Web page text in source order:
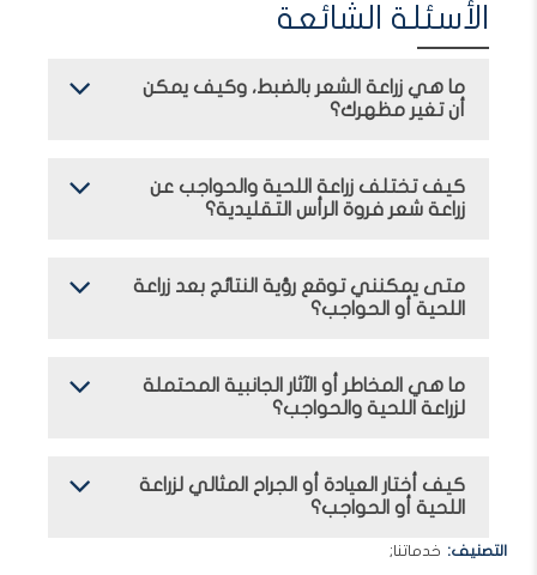
الأسئلة الشائعة
ما هي زراعة الشعر بالضبط، وكيف يمكن
أن تغير مظهرك؟
كيف تختلف زراعة اللحية والحواجب عن
زراعة شعر فروة الرأس التقليدية؟
متى يمكنني توقع رؤية النتائج بعد زراعة
اللحية أو الحواجب؟
ما هي المخاطر أو الآثار الجانبية المحتملة
لزراعة اللحية والحواجب؟
كيف أختار العيادة أو الجراح المثالي لزراعة
اللحية أو الحواجب؟
التصنيف خدماتنا